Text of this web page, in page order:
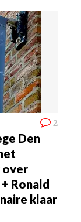
2
Den
over
Ronald
klaar